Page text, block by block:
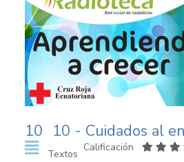
10 10 - Cuidados al
Textos
Calificación